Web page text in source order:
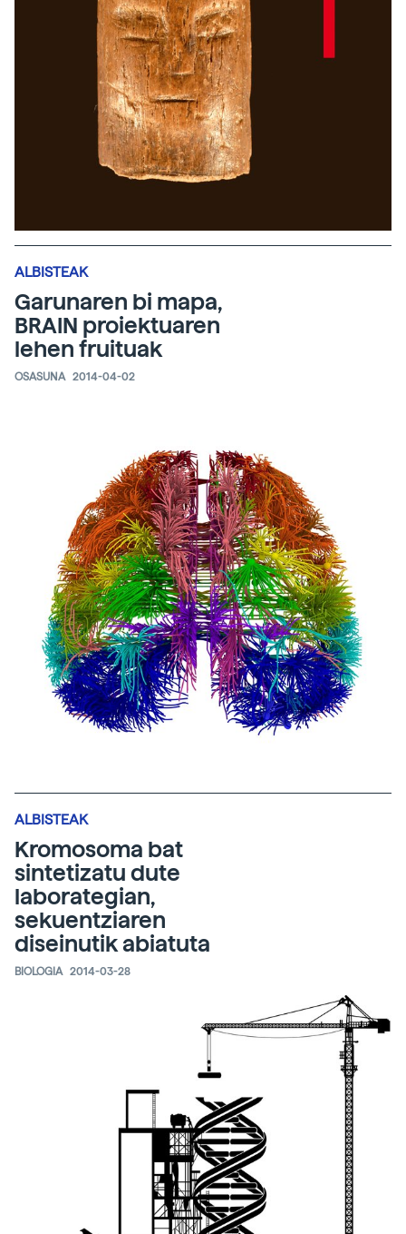
ALBISTEAK
Garunaren bi mapa,
BRAIN proiektuaren
lehen fruituak
OSASUNA 2014-04-02
ALBISTEAK
Kromosoma bat
sintetizatu dute
laborategian,
sekuentziaren
diseinutik abiatuta
BIOLOGIA 2014-03-28